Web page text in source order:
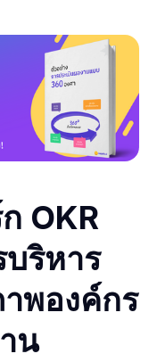
OKR
บริหาร
พองค์กร
น